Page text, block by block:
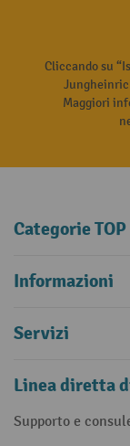
Cliccando su
Maggiori
Categorie TOP
Informazioni
Servizi
Linea diretta
Supporto e